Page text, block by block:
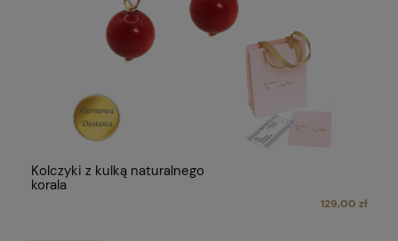
Kolczyki z kulką naturalnego
korala
129,00 zł